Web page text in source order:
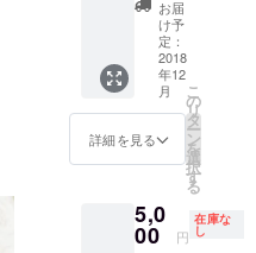
ムズ衣
装」の
みで
す。
「くら
り」ぬ
いぐる
す。
お届
け予
定：
2018
年12
月
詳細を見る
こ
の
リ
タ
ー
ン
を
選
択
す
る
5,0
00 円
在庫な
し